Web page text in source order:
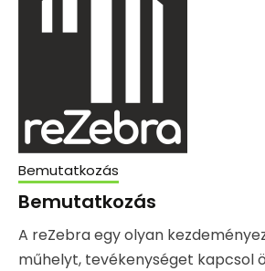
Bemutatkozás
Bemutatkozás
A reZebra egy olyan
műhelyt, tevékenységet kapcsol